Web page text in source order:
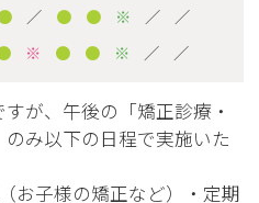
／ ● ● ※ ／ ／
※ ● ● ※ ／ ／
が、午後の「矯正診療・
み以下の日程で実施いた
お子様の矯正など）・定期